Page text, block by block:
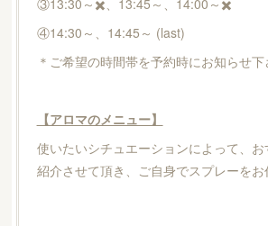
④14:30～、14:45～ (last)
＊ご希望の時間帯を予約時にお知らせ下
【アロマのメニュー】
使いたいシチュエーションによって、
紹介させて頂き、ご自身でスプレーをお